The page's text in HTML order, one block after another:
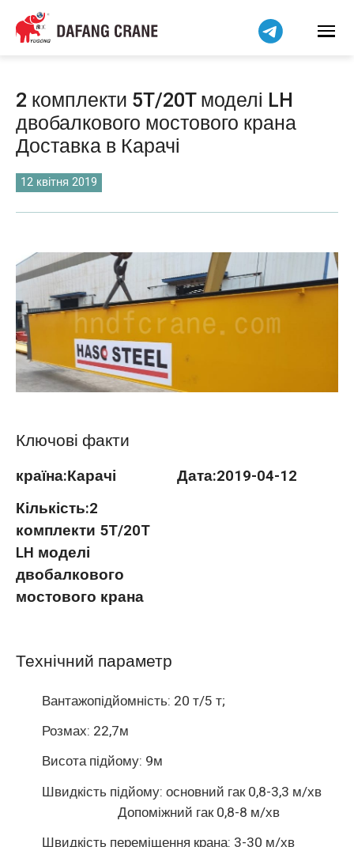
2 комплекти 5T/20T моделі LH
двобалкового мостового крана
Доставка в Карачі
12 квітня 2019
Ключові факти
країна:Карачі Дата:2019-04-12
Кількість:2
комплекти 5T/20T
LH моделі
двобалкового
мостового крана
Технічний параметр
Вантажопідйомність: 20 т/5 т;
Розмах: 22,7м
Висота підйому: 9м
Швидкість підйому: основний гак 0,8-3,3 м/хв
Допоміжний гак 0,8-8 м/хв
Швидкість переміщення крана: 3-30 м/хв
हिन्दी
Bahasa Indonesia
简体中文
বাংলা
فارسی
Pilipino
اردو
Беларуская мова
Kiswahili
Dansk
Norsk
O‘zbekcha